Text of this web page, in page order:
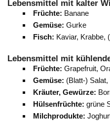
Lebensmittel mit kalter
Früchte: Banane
Gemüse: Gurke
Fisch: Kaviar, Krabbe,
Lebensmittel mit
Früchte: Grapefruit,
Gemüse: (Blatt-) Salat,
Kräuter, Gewürze:
Hülsenfrüchte: grüne
Milchprodukte: